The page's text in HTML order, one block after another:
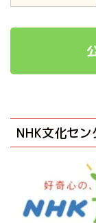
NHK文化セン